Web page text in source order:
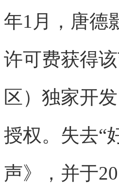
年1月，唐德
许可费获得
区）独家开
授权。失去“
声》，并于